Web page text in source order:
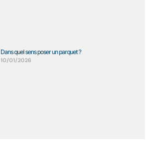
Dans quel sens poser un parquet ?
10/01/2026